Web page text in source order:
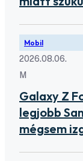
Mobil
2026.08.06.
M
Galaxy Z
legjobb
mégsem